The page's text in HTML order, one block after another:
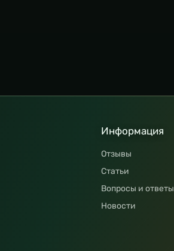
Информация
Отзывы
Статьи
Вопросы и ответы
Новости